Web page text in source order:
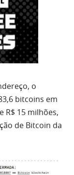
o
bitcoins em
R$ 15 milhões,
de Bitcoin da